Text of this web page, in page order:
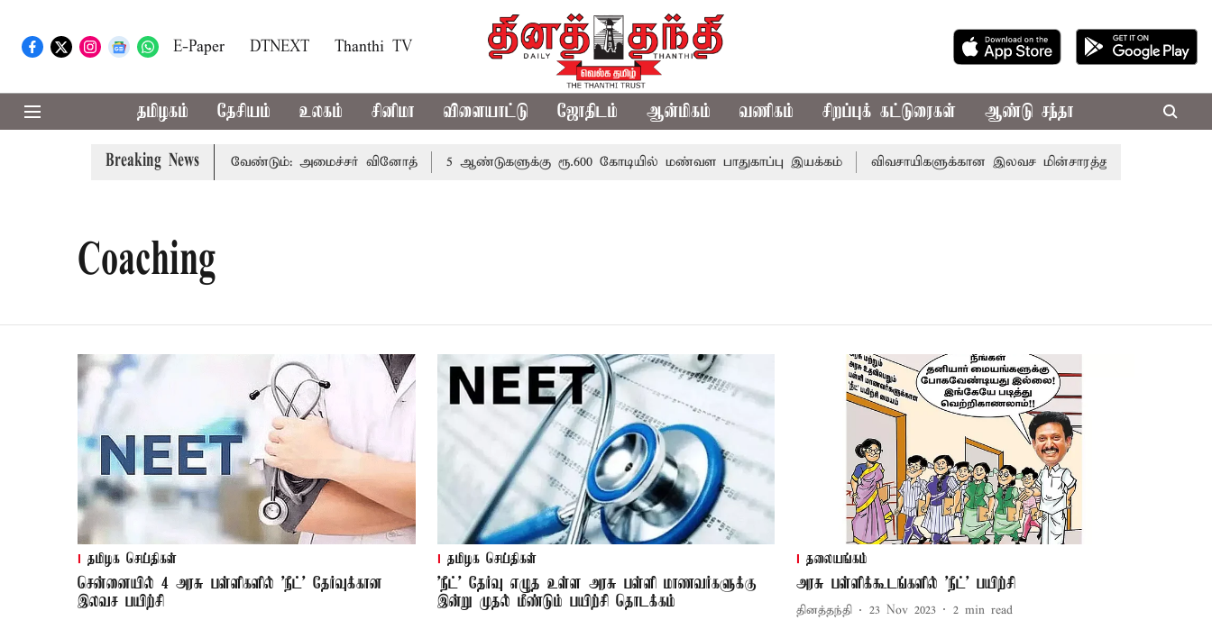
E-Paper DTNEXT Thanthi TV
தமிழகம் தேசியம் உலகம் சினிமா விளையாட்டு ஜோதிடம் ஆன்மிகம் வணிகம் சிறப்புக் கட்டுரைகள் ஆண்டு சந்தா
Breaking News
உரம் பயன்பாட்டை தவிர்க்க வேண்டும்: அமைச்சர் வினோத் 5 ஆண்டுகளுக்கு ரூ.600 கோடியில் மண்வள பாதுகாப்பு இயக்கம் விவசாயிகளுக்கான இலவச மின்சாரத்துக்காக ரூ.7,432
Coaching
தமிழக செய்திகள்
சென்னையில் 4 அரசு பள்ளிகளில் 'நீட்' தேர்வுக்கான
இலவச பயிற்சி
தமிழக செய்திகள்
'நீட்' தேர்வு எழுத உள்ள அரசு பள்ளி மாணவர்களுக்கு
இன்று முதல் மீண்டும் பயிற்சி தொடக்கம்
தலையங்கம்
அரசு பள்ளிக்கூடங்களில் 'நீட்' பயிற்சி
தினத்தந்தி 23 Nov 2023 2 min read